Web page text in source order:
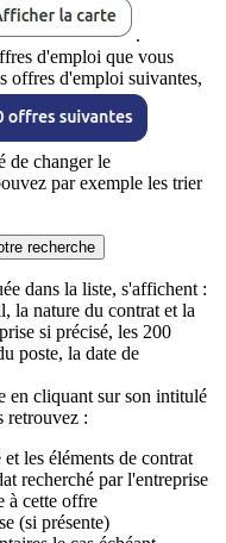
.
d'emploi que vous
offres d'emploi suivantes,
de changer le
par exemple les trier
recherche
dans la liste, s'affichent :
la nature du contrat et la
si précisé, les 200
poste, la date de
en cliquant sur son intitulé
retrouvez :
les éléments de contrat
recherché par l'entreprise
à cette offre
(si présente)